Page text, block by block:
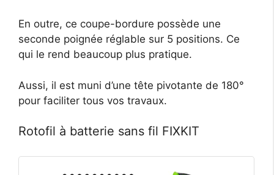
En outre, ce coupe-bordure possède une
seconde poignée réglable sur 5 positions. Ce
qui le rend beaucoup plus pratique.
Aussi, il est muni d’une tête pivotante de 180°
pour faciliter tous vos travaux.
Rotofil à batterie sans fil FIXKIT